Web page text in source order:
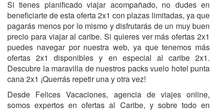
Si tienes planificado viajar acompañado, no dudes en
beneficiarte de esta oferta 2x1 con plazas limitadas, ya que
pagarás menos por lo mismo y disfrutarás de un muy buen
precio para viajar al caribe. Si quieres ver más ofertas 2x1
puedes navegar por nuestra web, ya que tenemos más
ofertas 2x1 disponibles y en especial al caribe 2x1.
Descubre la maravilla de nuestros packs vuelo hotel punta
cana 2x1 ¡Querrás repetir una y otra vez!
Desde Felices Vacaciones, agencia de viajes online,
somos expertos en ofertas al Caribe, y sobre todo en